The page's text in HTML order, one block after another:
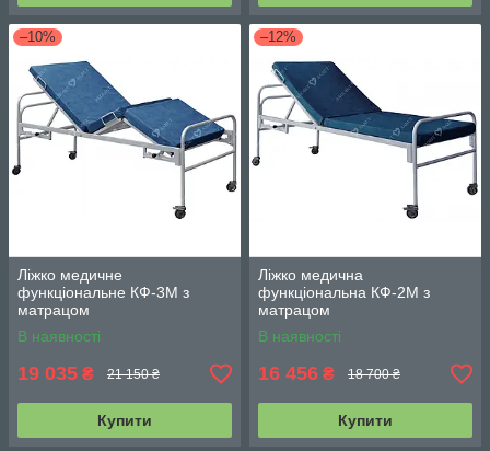
–10%
Ліжко медичне
функціональне КФ-3M з
матрацом
В наявності
19 035 ₴ 21 150 ₴
Купити
–12%
Ліжко медична
функціональна КФ-2M з
матрацом
В наявності
16 456 ₴ 18 700 ₴
Купити